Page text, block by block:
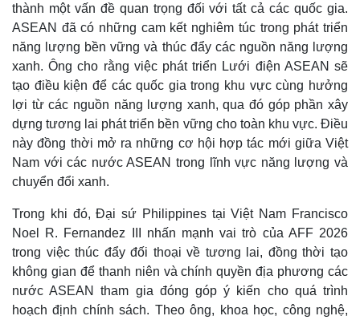
Kinh tế
Bất động sản
Khởi nghiệp
Thị trường
Giá vàng
Tiêu dùng
Tỷ giá
thành một vấn đề quan trọng đối với tất cả các quốc gia.
ASEAN đã có những cam kết nghiêm túc trong phát triển
năng lượng bền vững và thúc đẩy các nguồn năng lượng
xanh. Ông cho rằng việc phát triển Lưới điện ASEAN sẽ
tạo điều kiện để các quốc gia trong khu vực cùng hưởng
lợi từ các nguồn năng lượng xanh, qua đó góp phần xây
dựng tương lai phát triển bền vững cho toàn khu vực. Điều
này đồng thời mở ra những cơ hội hợp tác mới giữa Việt
Nam với các nước ASEAN trong lĩnh vực năng lượng và
chuyển đổi xanh.
Trong khi đó, Đại sứ Philippines tại Việt Nam Francisco
Noel R. Fernandez III nhấn mạnh vai trò của AFF 2026
trong việc thúc đẩy đối thoại về tương lai, đồng thời tạo
không gian để thanh niên và chính quyền địa phương các
nước ASEAN tham gia đóng góp ý kiến cho quá trình
hoạch định chính sách. Theo ông, khoa học, công nghệ,